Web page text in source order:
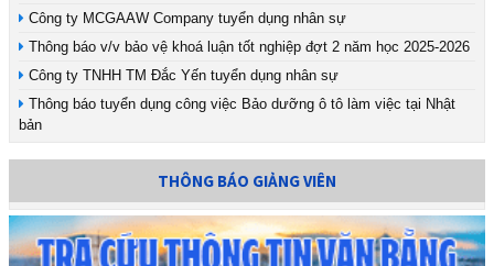
Công ty MCGAAW Company tuyển dụng nhân sự
Thông báo v/v bảo vệ khoá luận tốt nghiệp đợt 2 năm học 2025-2026
Công ty TNHH TM Đắc Yến tuyển dụng nhân sự
Thông báo tuyển dụng công việc Bảo dưỡng ô tô làm việc tại Nhật
bản
THÔNG BÁO GIẢNG VIÊN